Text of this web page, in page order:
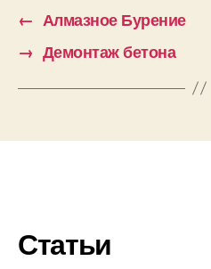
← Алмазное Бурение
→ Демонтаж бетона
Статьи